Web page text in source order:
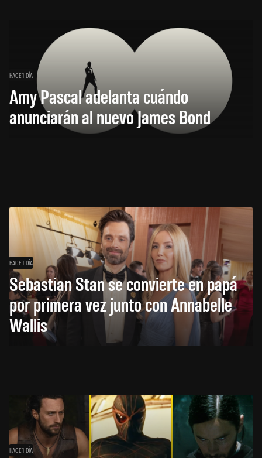
HACE 1 DÍA
Amy Pascal adelanta cuándo
anunciarán al nuevo James Bond
HACE 1 DÍA
Sebastian Stan se convierte en papá
por primera vez junto con Annabelle
Wallis
HACE 1 DÍA